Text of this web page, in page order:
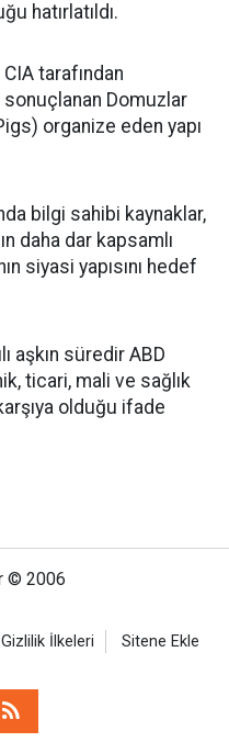
hatırlatıldı.
tarafından
sonuçlanan Domuzlar
organize eden yapı
bilgi sahibi kaynaklar,
daha dar kapsamlı
siyasi yapısını hedef
aşkın süredir ABD
ticari, mali ve sağlık
olduğu ifade
© 2006
Gizlilik İlkeleri Sitene Ekle